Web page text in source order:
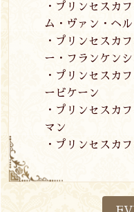
・プリンセスカ
ム・ヴァン・ヘ
・プリンセスカ
ー・フランケン
・プリンセスカ
ービケーン
・プリンセスカ
マン
・プリンセスカ